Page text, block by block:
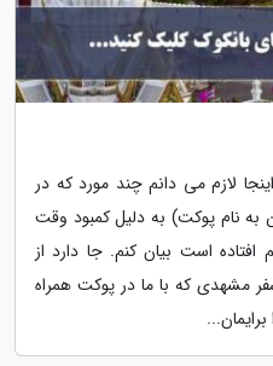
لازم می دانم چند مورد که در
نام پوکت) به دلیل کمبود وقت
است بیان کنم. جا دارد از
مشهدی که با ما در پوکت همراه